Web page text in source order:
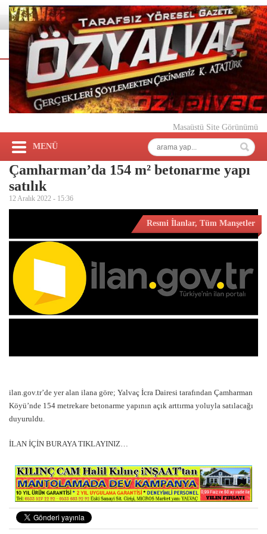
Masaüstü Site Görünümü
MENÜ
Çamharman’da 154 m² betonarme yapı
satılık
12 Aralık 2022 - 15:36
Resmi İlanlar, Tüm Manşetler
ilan.gov.tr’de yer alan ilana göre; Yalvaç İcra Dairesi tarafından Çamharman
Köyü’nde 154 metrekare betonarme yapının açık arttırma yoluyla satılacağı
duyuruldu.
İLAN İÇİN BURAYA TIKLAYINIZ…